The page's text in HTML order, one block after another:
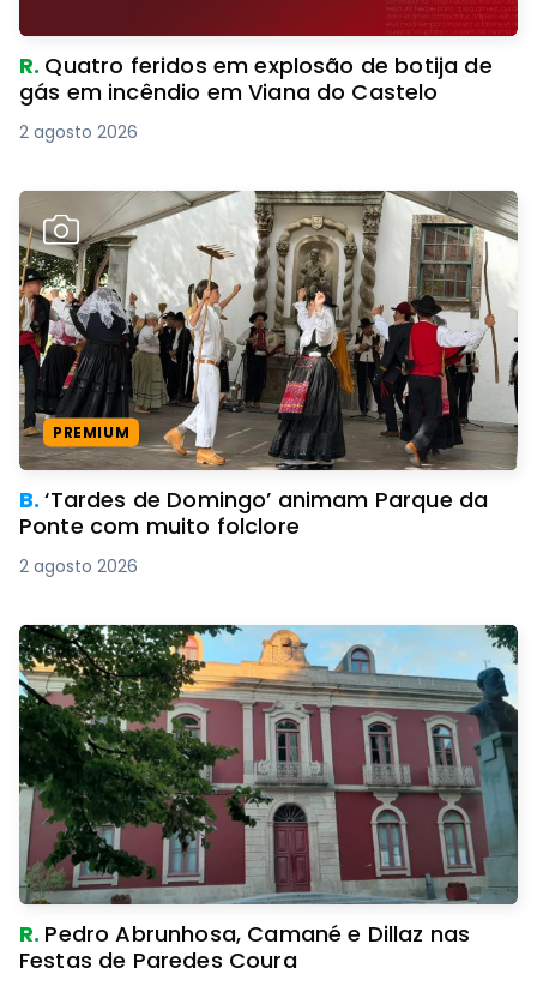
R. Quatro feridos em explosão de botija de
gás em incêndio em Viana do Castelo
2 agosto 2026
PREMIUM
B.‘Tardes de Domingo’ animam Parque da
Ponte com muito folclore
2 agosto 2026
R. Pedro Abrunhosa, Camané e Dillaz nas
Festas de Paredes Coura